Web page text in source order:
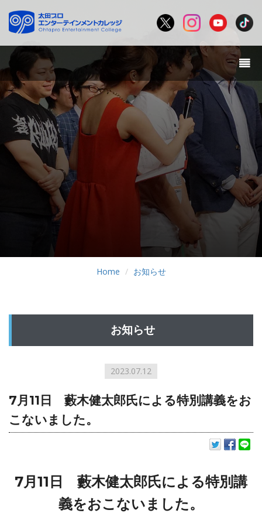
INFORMATION
Home お知らせ
お知らせ
2023.07.12
7月11日 藪木健太郎氏による特別講義をお
こないました。
7月11日 藪木健太郎氏による特別講
義をおこないました。